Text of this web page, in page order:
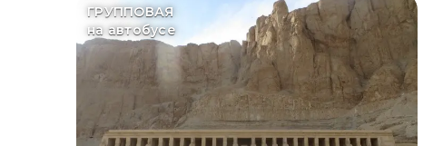
ГРУППОВАЯ
на автобусе